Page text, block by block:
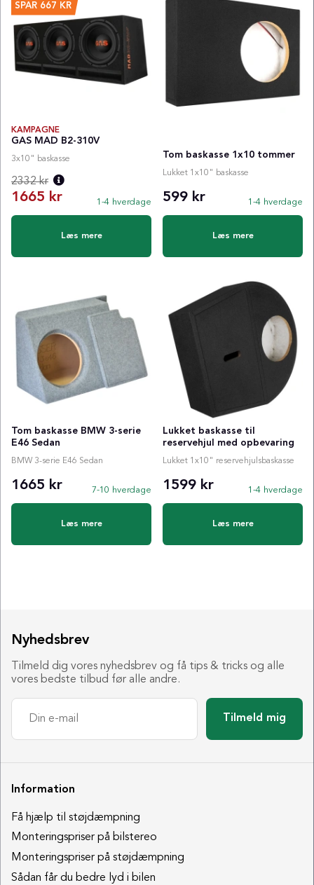
SPAR 667 KR
KAMPAGNE
GAS MAD B2-310V
3x10" baskasse
1665 kr
Normalpris:
2332 kr
1-4 hverdage
Læs mere
Tom baskasse 1x10 tommer
Lukket 1x10" baskasse
599 kr 1-4 hverdage
Læs mere
Tom baskasse BMW 3-serie
E46 Sedan
BMW 3-serie E46 Sedan
1665 kr 7-10 hverdage
Læs mere
Lukket baskasse til
reservehjul med opbevaring
Lukket 1x10" reservehjulsbaskasse
1599 kr 1-4 hverdage
Læs mere
Nyhedsbrev
Tilmeld dig vores nyhedsbrev og få tips & tricks og alle
vores bedste tilbud før alle andre.
Tilmeld mig
Information
Få hjælp til støjdæmpning
Monteringspriser på bilstereo
Monteringspriser på støjdæmpning
Sådan får du bedre lyd i bilen